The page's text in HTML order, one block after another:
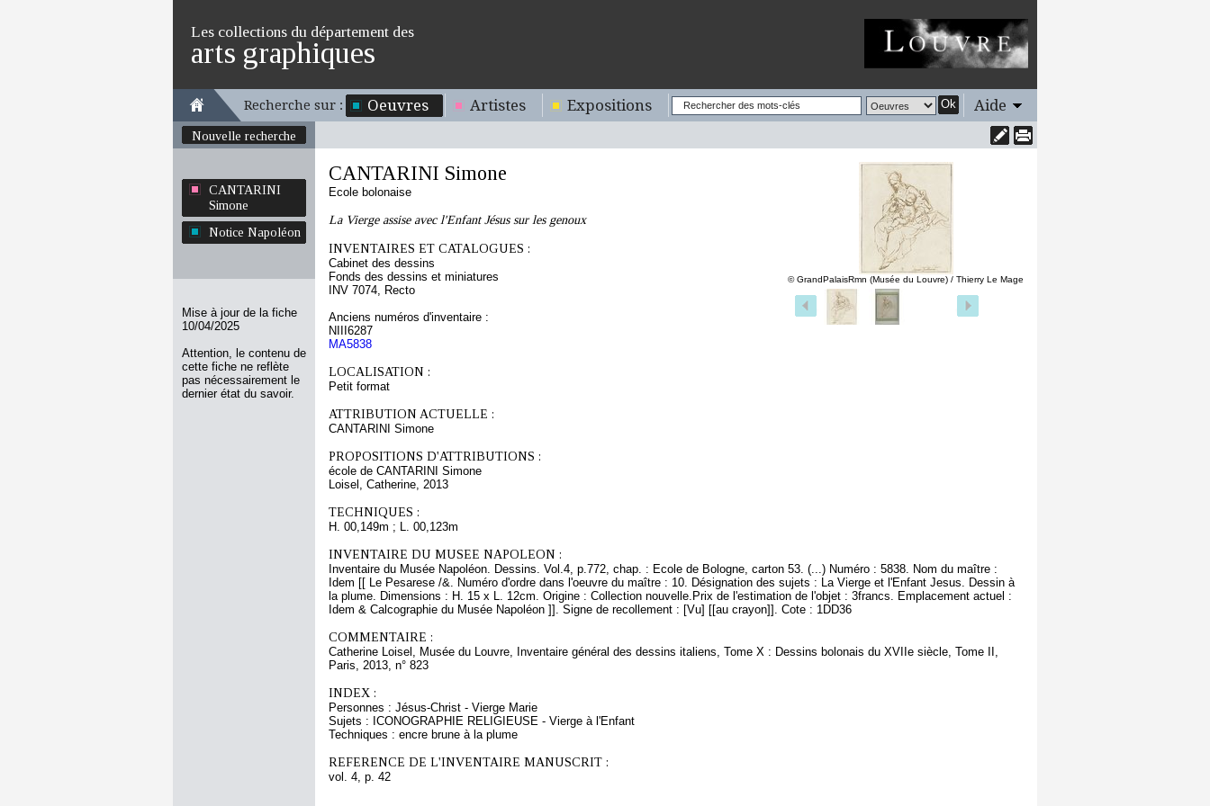
Les collections du département des
arts graphiques
Recherche sur : Oeuvres Artistes Expositions Ok Aide
Nouvelle recherche
CANTARINI
Simone
Notice Napoléon
Mise à jour de la fiche
10/04/2025
Attention, le contenu de
cette fiche ne reflète
pas nécessairement le
dernier état du savoir.
© GrandPalaisRmn (Musée du Louvre) / Thierry Le Mage
CANTARINI Simone
Ecole bolonaise
La Vierge assise avec l'Enfant Jésus sur les genoux
INVENTAIRES ET CATALOGUES :
Cabinet des dessins
Fonds des dessins et miniatures
INV 7074, Recto
Anciens numéros d'inventaire :
NIII6287
MA5838
LOCALISATION :
Petit format
ATTRIBUTION ACTUELLE :
CANTARINI Simone
PROPOSITIONS D'ATTRIBUTIONS :
école de CANTARINI Simone
Loisel, Catherine, 2013
TECHNIQUES :
H. 00,149m ; L. 00,123m
INVENTAIRE DU MUSEE NAPOLEON :
Inventaire du Musée Napoléon. Dessins. Vol.4, p.772, chap. : Ecole de Bologne, carton 53. (...) Numéro : 5838. Nom du maître :
Idem [[ Le Pesarese /&. Numéro d'ordre dans l'oeuvre du maître : 10. Désignation des sujets : La Vierge et l'Enfant Jesus. Dessin à
la plume. Dimensions : H. 15 x L. 12cm. Origine : Collection nouvelle.Prix de l'estimation de l'objet : 3francs. Emplacement actuel :
Idem & Calcographie du Musée Napoléon ]]. Signe de recollement : [Vu] [[au crayon]]. Cote : 1DD36
COMMENTAIRE :
Catherine Loisel, Musée du Louvre, Inventaire général des dessins italiens, Tome X : Dessins bolonais du XVIIe siècle, Tome II,
Paris, 2013, n° 823
INDEX :
Personnes : Jésus-Christ - Vierge Marie
Sujets : ICONOGRAPHIE RELIGIEUSE - Vierge à l'Enfant
Techniques : encre brune à la plume
REFERENCE DE L'INVENTAIRE MANUSCRIT :
vol. 4, p. 42